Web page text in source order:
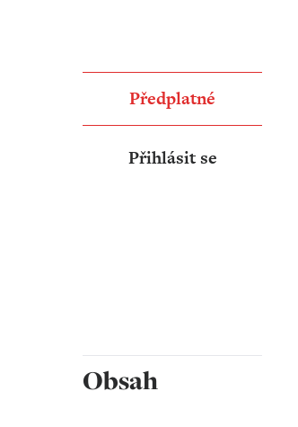
Předplatné
Přihlásit se
Obsah